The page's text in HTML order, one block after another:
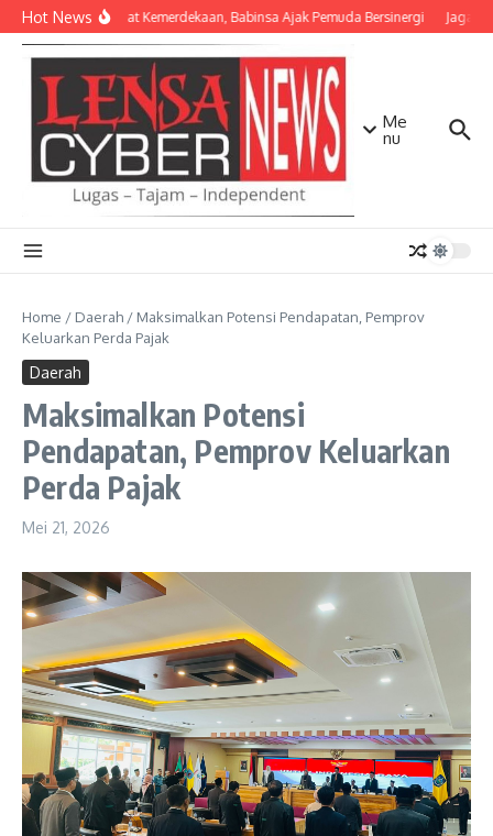
Lewati ke konten
Hot NewsSemangat Kemerdekaan, Babinsa Ajak Pemuda Bersinergi Jaga
Me
nu
Home / Daerah / Maksimalkan Potensi Pendapatan, Pemprov
Keluarkan Perda Pajak
Daerah
Maksimalkan Potensi
Pendapatan, Pemprov Keluarkan
Perda Pajak
Mei 21, 2026